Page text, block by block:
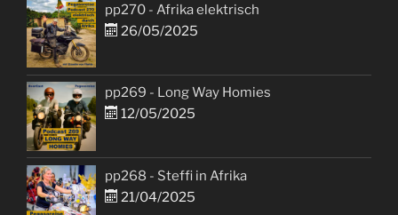
pp270 - Afrika elektrisch
26/05/2025
pp269 - Long Way Homies
12/05/2025
pp268 - Steffi in Afrika
21/04/2025